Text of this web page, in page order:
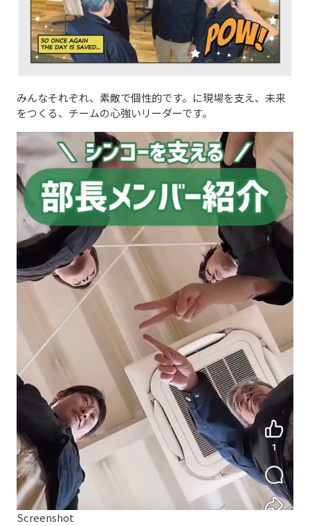
みんなそれぞれ、素敵で個性的です。に現場を支え、未来
をつくる、チームの心強いリーダーです。
Screenshot